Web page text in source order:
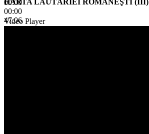
00:00
00:00
47:06
Video Player